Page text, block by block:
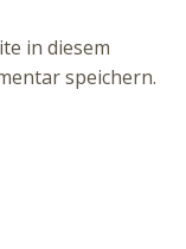
in diesem
speichern.